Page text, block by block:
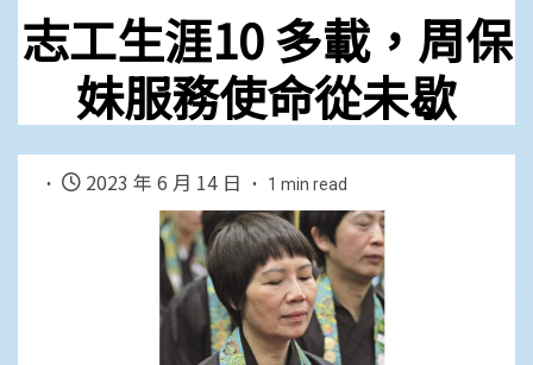
志工生涯10 多載，周保
妹服務使命從未歇
2023 年 6 月 14 日 1 min read